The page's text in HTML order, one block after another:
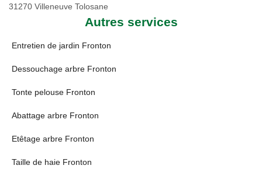
31270 Villeneuve Tolosane
Autres services
Entretien de jardin Fronton
Dessouchage arbre Fronton
Tonte pelouse Fronton
Abattage arbre Fronton
Etêtage arbre Fronton
Taille de haie Fronton